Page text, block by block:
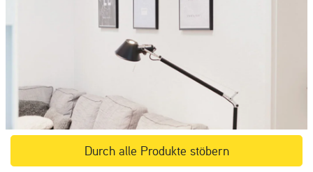
Durch alle Produkte stöbern